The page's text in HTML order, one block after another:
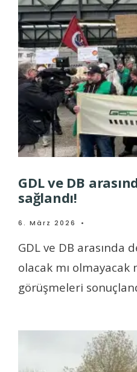
GDL ve DB
sağlandı!
6. März 2026 •
GDL ve DB arasında
olacak mı olmayacak
görüşmeleri